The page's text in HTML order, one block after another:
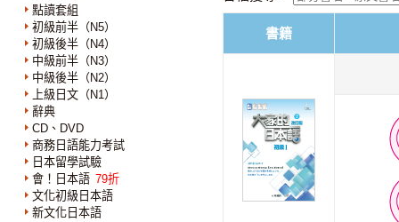
點讀套組
初級前半（N5）
初級後半（N4）
中級前半（N3）
中級後半（N2）
上級日文（N1）
辭典
CD、DVD
商務日語能力考試
日本留學試驗
會！日本語 79折
文化初級日本語
新文化日本語
書籍